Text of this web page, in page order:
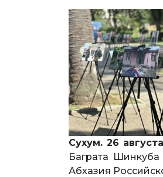
Сухум. 26
Баграта Шинкуба
Абхазия